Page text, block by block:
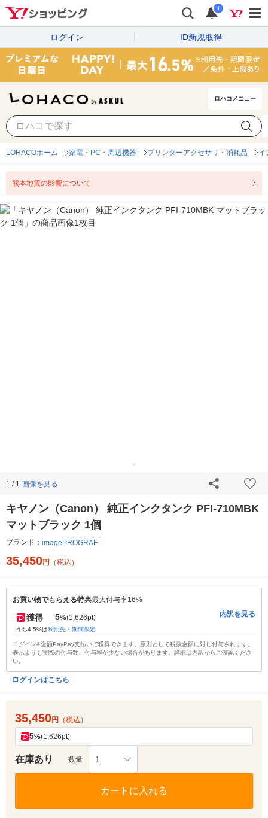
i
ログイン ID新規取得
ロハコメニュー
LOHACOホーム 家電・PC・周辺機器 プリンターアクセサリ・消耗品 イ
熊本地震の影響について
1 / 1 画像を見る
キヤノン（Canon） 純正インクタンク PFI-710MBK
マットブラック 1個
ブランド： imagePROGRAF
35,450円 （税込）
お買い物でもらえる特典最大付与率16%
獲得 5%(1,626pt)
うち4.5%は利用先・期間限定
内訳を見る
ログイン&全額PayPay支払いで獲得できます。原則として税抜金額に対し付与されます。
表示よりも実際の付与数、付与率が少ない場合があります。詳細は内訳からご確認くださ
い。
ログインはこちら
35,450円 （税込）
5%(1,626pt)
在庫あり 数量 1
カートに入れる